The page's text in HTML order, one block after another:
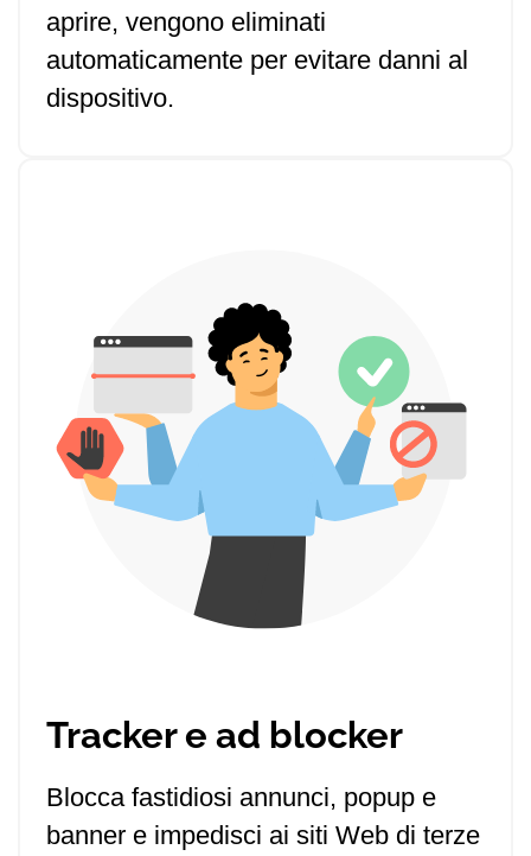
aprire, vengono eliminati
automaticamente per evitare danni al
dispositivo.
Tracker e ad blocker
Blocca fastidiosi annunci, popup e
banner e impedisci ai siti Web di terze